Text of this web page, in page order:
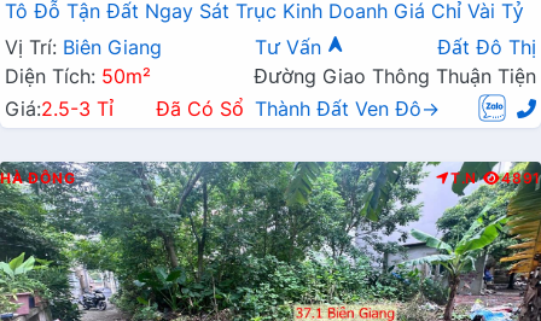
Tô Đỗ Tận Đất Ngay Sát Trục Kinh Doanh Giá Chỉ Vài Tỷ
Vị Trí: Biên Giang Tư Vấn
Đất Đô Thị
Diện Tích: 50m²
Đường Giao Thông Thuận Tiện
Giá:2.5-3 Tỉ Đã Có Sổ Thành Đất Ven Đô→
HÀ ĐÔNG T.N 4891